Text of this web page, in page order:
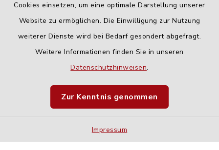
Cookies einsetzen, um eine optimale Darstellung unserer
Website zu ermöglichen. Die Einwilligung zur Nutzung
weiterer Dienste wird bei Bedarf gesondert abgefragt.
Weitere Informationen finden Sie in unseren
Datenschutzhinweisen.
Zur Kenntnis genommen
Impressum
Barrierefreiheit
Impressum
Sitemap